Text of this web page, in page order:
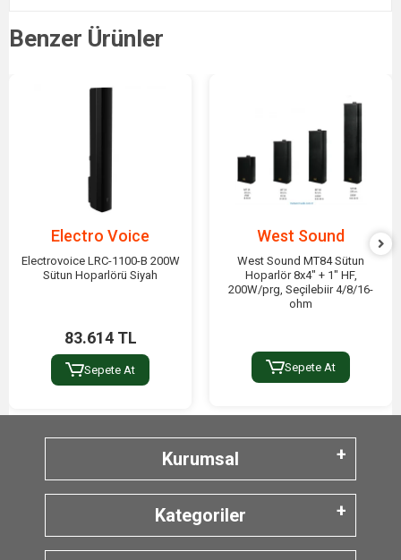
Benzer Ürünler
Electro Voice
Electrovoice LRC-1100-B 200W
Sütun Hoparlörü Siyah
83.614 TL
Sepete At
West Sound
West Sound MT84 Sütun
Hoparlör 8x4" + 1" HF,
200W/prg, Seçilebiir 4/8/16-
ohm
Sepete At
Kurumsal
Kategoriler